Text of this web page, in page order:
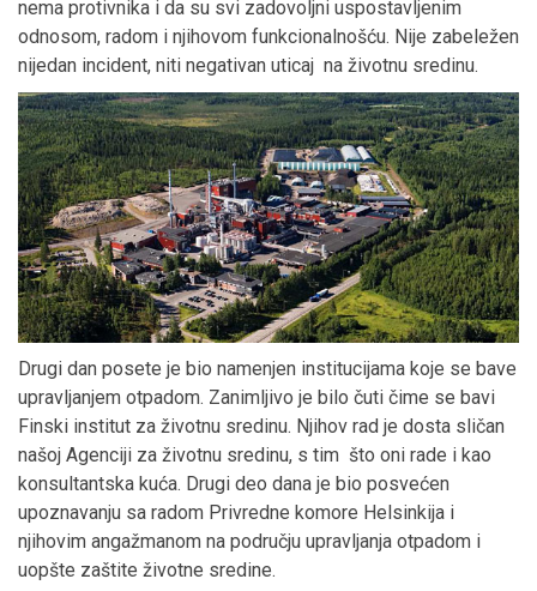
nema protivnika i da su svi zadovoljni uspostavljenim
odnosom, radom i njihovom funkcionalnošću. Nije zabeležen
nijedan incident, niti negativan uticaj na životnu sredinu.
Drugi dan posete je bio namenjen institucijama koje se bave
upravljanjem otpadom. Zanimljivo je bilo čuti čime se bavi
Finski institut za životnu sredinu. Njihov rad je dosta sličan
našoj Agenciji za životnu sredinu, s tim što oni rade i kao
konsultantska kuća. Drugi deo dana je bio posvećen
upoznavanju sa radom Privredne komore Helsinkija i
njihovim angažmanom na području upravljanja otpadom i
uopšte zaštite životne sredine.